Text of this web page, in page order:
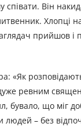
співати. Він
Хлопці
прийшов і
«Як
ревним
бувало, що міг
людей – без